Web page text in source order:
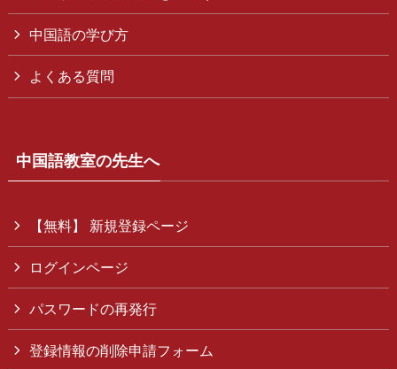
中国語の学び方
よくある質問
中国語教室の先生へ
【無料】 新規登録ページ
ログインページ
パスワードの再発行
登録情報の削除申請フォーム